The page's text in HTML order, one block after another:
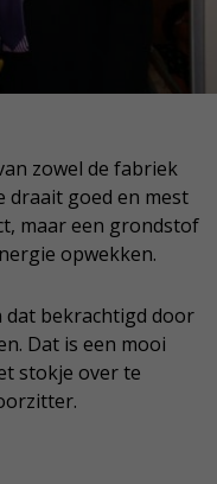
zowel de fabriek
draait goed en mest
maar een grondstof
opwekken.
dat bekrachtigd door
Dat is een mooi
stokje over te